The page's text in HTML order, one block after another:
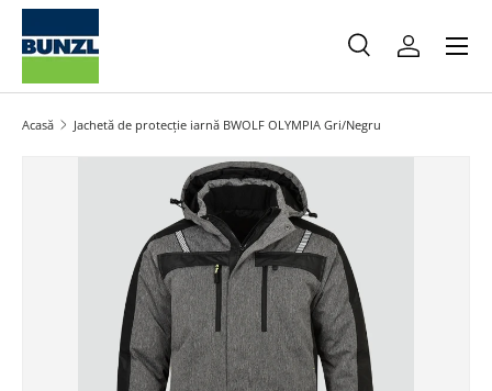
Salt la conținut
Caută
Caută
Meniu
Acasă Jachetă de protecție iarnă BWOLF OLYMPIA Gri/Negru
Salt la informațiile produsului